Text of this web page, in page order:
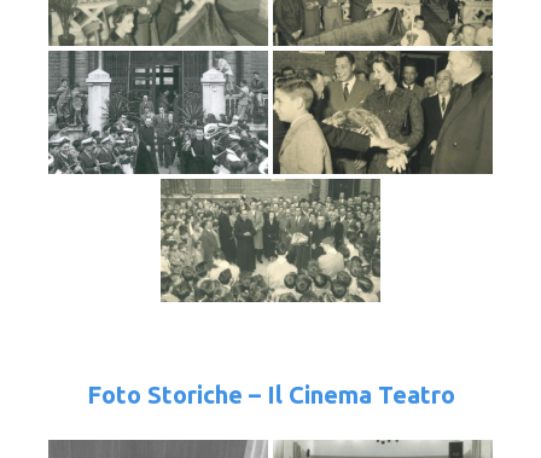
Foto Storiche – Il Cinema Teatro